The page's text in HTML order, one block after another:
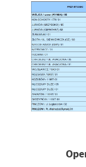
treści w postaci
społecznościowych.